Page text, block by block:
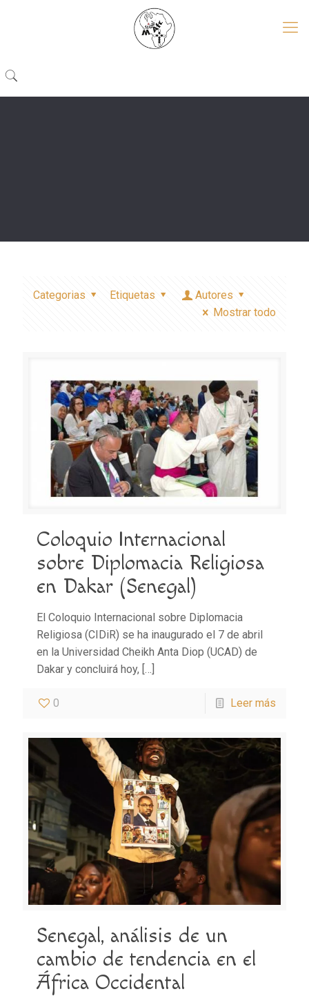
Categorias Etiquetas
Autores
Mostrar todo
Coloquio Internacional
sobre Diplomacia Religiosa
en Dakar (Senegal)
El Coloquio Internacional sobre Diplomacia
Religiosa (CIDiR) se ha inaugurado el 7 de abril
en la Universidad Cheikh Anta Diop (UCAD) de
Dakar y concluirá hoy, […]
0 Leer más
Senegal, análisis de un
cambio de tendencia en el
África Occidental